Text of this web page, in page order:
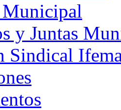
y Juntas
Sindical